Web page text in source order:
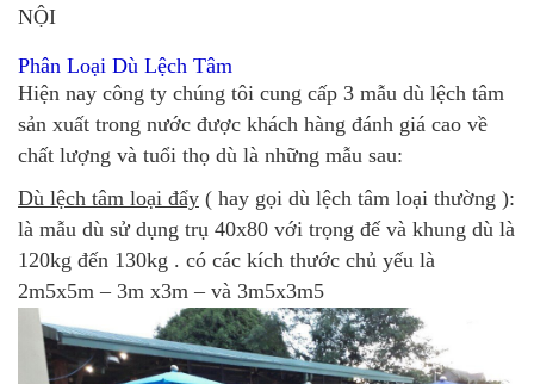
NỘI
Phân Loại Dù Lệch Tâm
Hiện nay công ty chúng tôi cung cấp 3 mẫu dù lệch tâm
sản xuất trong nước được khách hàng đánh giá cao về
chất lượng và tuổi thọ dù là những mẫu sau:
Dù lệch tâm loại đẩy ( hay gọi dù lệch tâm loại thường ):
là mẫu dù sử dụng trụ 40x80 với trọng đế và khung dù là
120kg đến 130kg . có các kích thước chủ yếu là
2m5x5m – 3m x3m – và 3m5x3m5